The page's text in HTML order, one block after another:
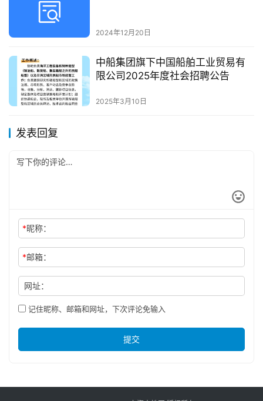
2024年12月20日
中船集团旗下中国船舶工业贸易有
限公司2025年度社会招聘公告
2025年3月10日
发表回复
*昵称：
*邮箱：
网址：
记住昵称、邮箱和网址，下次评论免输入
提交